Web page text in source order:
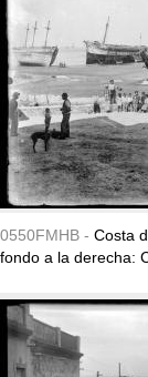
0550FMHB - Costa
fondo a la derecha: